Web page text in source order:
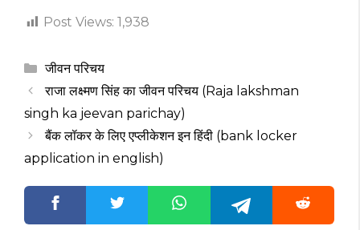
Post Views: 1,938
Categories
जीवन परिचय
राजा लक्ष्मण सिंह का जीवन परिचय (Raja lakshman
singh ka jeevan parichay)
बैंक लॉकर के लिए एप्लीकेशन इन हिंदी (bank locker
application in english)